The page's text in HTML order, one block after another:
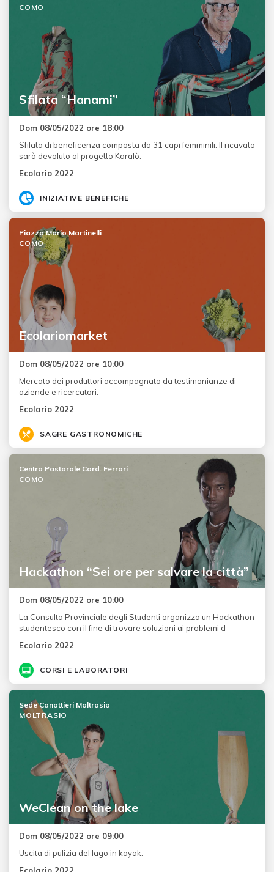
Sfilata “Hanami”
COMO
Dom 08/05/2022 ore 18:00
Sfilata di beneficenza composta da 31 capi femminili. Il ricavato
sarà devoluto al progetto Karalò.
Ecolario 2022
INIZIATIVE BENEFICHE
Ecolariomarket
Piazza Mario Martinelli
COMO
Dom 08/05/2022 ore 10:00
Mercato dei produttori accompagnato da testimonianze di
aziende e ricercatori.
Ecolario 2022
SAGRE GASTRONOMICHE
Hackathon “Sei ore per salvare la città”
Centro Pastorale Card. Ferrari
COMO
Dom 08/05/2022 ore 10:00
La Consulta Provinciale degli Studenti organizza un Hackathon
studentesco con il fine di trovare soluzioni ai problemi d
Ecolario 2022
CORSI E LABORATORI
WeClean on the lake
Sede Canottieri Moltrasio
MOLTRASIO
Dom 08/05/2022 ore 09:00
Uscita di pulizia del lago in kayak.
Ecolario 2022